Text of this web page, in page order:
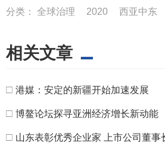
分类： 全球治理 2020 西亚中东
相关文章
□ 港媒：安定的新疆开始加速发展
□ 博鳌论坛探寻亚洲经济增长新动能
□ 山东表彰优秀企业家 上市公司董事